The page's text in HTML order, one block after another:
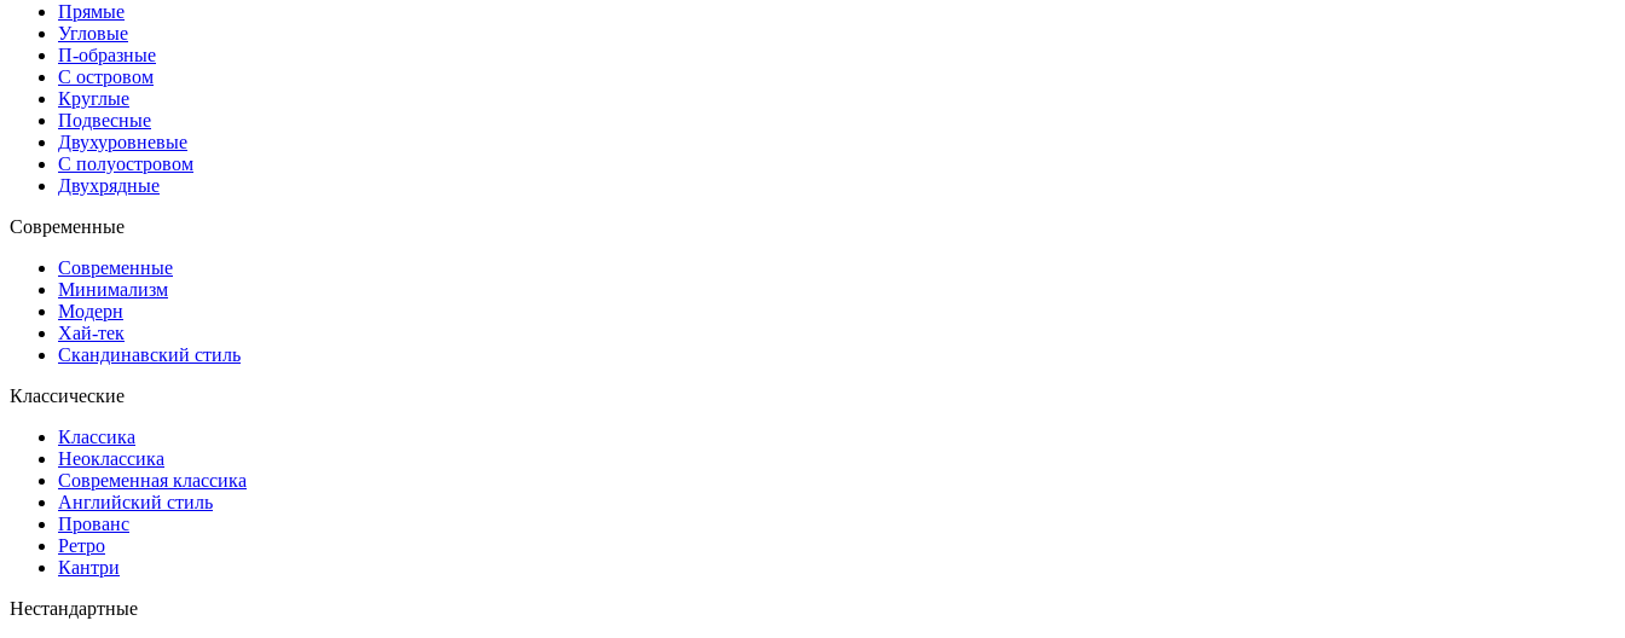
Прямые
Угловые
П-образные
С островом
Круглые
Подвесные
Двухуровневые
С полуостровом
Двухрядные
Современные
Современные
Минимализм
Модерн
Хай-тек
Скандинавский стиль
Классические
Классика
Неоклассика
Современная классика
Английский стиль
Прованс
Ретро
Кантри
Нестандартные